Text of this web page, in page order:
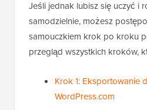
Jeśli jednak lubisz się uczyć i
samodzielnie, możesz
samouczkiem krok po kroku
przegląd wszystkich kroków,
Krok 1: Eksportowanie
WordPress.com